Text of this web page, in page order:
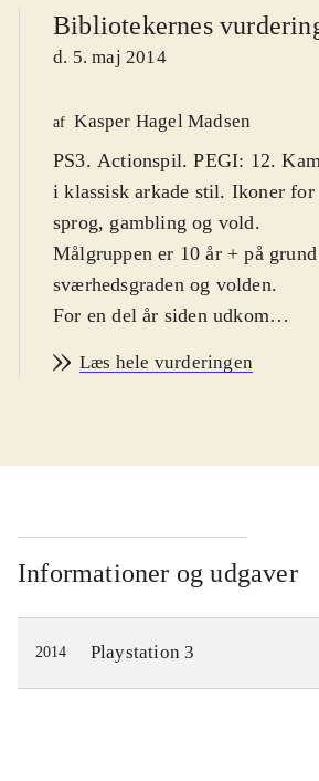
Bibliotekernes
d. 5. maj 2014
af Kasper Hagel Madsen
PS3. Actionspil. PEGI: 12.
i klassisk arkade stil. Ikoner
sprog, gambling og vold.
Målgruppen er 10 år + på
sværhedsgraden og volden.
For en del år siden udkom
kampspil. Baseret på den
bekæmpede hinanden med
favorit blandt mange
Nu er der så kommet en ny
Kampene er en mod en, og der er
ikke sparet på flotte effekter,
udfører specielle moves, som
hele skærmen i flot
Læs hele vurderingen
Informationer og udgaver
2014 Playstation 3